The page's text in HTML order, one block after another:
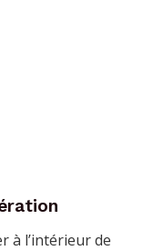
à l’intérieur de